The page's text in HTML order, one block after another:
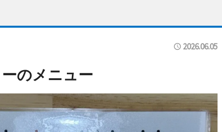
2026.06.05
のメニュー